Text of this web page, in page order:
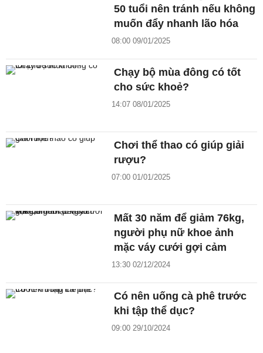
50 tuổi nên tránh nếu không
muốn đẩy nhanh lão hóa
08:00 09/01/2025
Chạy bộ mùa đông có tốt
cho sức khoẻ?
14:07 08/01/2025
Chơi thể thao có giúp giải
rượu?
07:00 01/01/2025
Mất 30 năm để giảm 76kg,
người phụ nữ khoe ảnh
mặc váy cưới gợi cảm
13:30 02/12/2024
Có nên uống cà phê trước
khi tập thể dục?
09:00 29/10/2024